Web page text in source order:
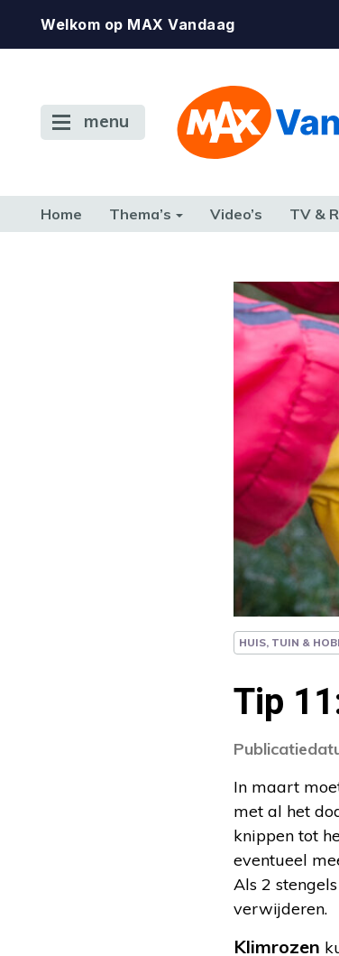
Welkom op MAX Vandaag
menu
Home Thema’s Video’s TV &
HUIS, TUIN &
Tip
In maart
met al het
knippen tot
eventueel
Als 2
verwijderen.
Klimrozen